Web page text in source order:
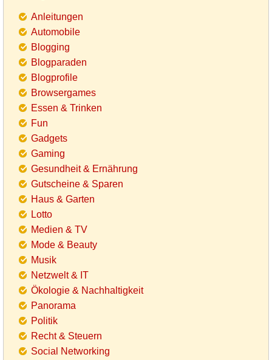
Anleitungen
Automobile
Blogging
Blogparaden
Blogprofile
Browsergames
Essen & Trinken
Fun
Gadgets
Gaming
Gesundheit & Ernährung
Gutscheine & Sparen
Haus & Garten
Lotto
Medien & TV
Mode & Beauty
Musik
Netzwelt & IT
Ökologie & Nachhaltigkeit
Panorama
Politik
Recht & Steuern
Social Networking